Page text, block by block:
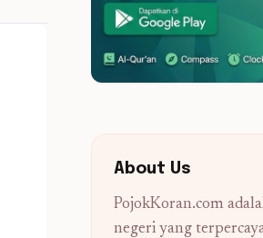
About Us
PojokKoran.com
negeri yang